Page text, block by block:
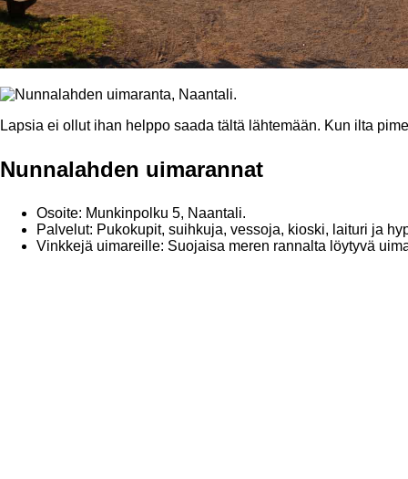
Lapsia ei ollut ihan helppo saada tältä lähtemään. Kun ilta
Nunnalahden uimarannat
Osoite: Munkinpolku 5, Naantali.
Palvelut: Pukokupit, suihkuja, vessoja, kioski, laituri ja
Vinkkejä uimareille: Suojaisa meren rannalta löytyvä